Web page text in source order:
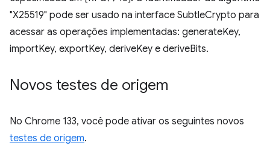
"X25519" pode ser usado na interface SubtleCrypto para
acessar as operações implementadas: generateKey,
importKey, exportKey, deriveKey e deriveBits.
Novos testes de origem
No Chrome 133, você pode ativar os seguintes novos
testes de origem.